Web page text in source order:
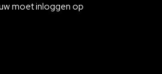
moet inloggen op